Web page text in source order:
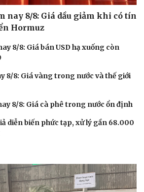
nay 8/8: Giá dầu giảm khi có tín
Hormuz
8/8: Giá bán USD hạ xuống còn
8/8: Giá vàng trong nước và thế giới
8/8: Giá cà phê trong nước ổn định
diễn biến phức tạp, xử lý gần 68.000